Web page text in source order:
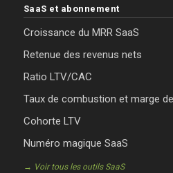
SaaS et abonnement
Croissance du MRR SaaS
Retenue des revenus nets
Ratio LTV/CAC
Taux de combustion et marge
Cohorte LTV
Numéro magique SaaS
→ Voir tous les outils SaaS